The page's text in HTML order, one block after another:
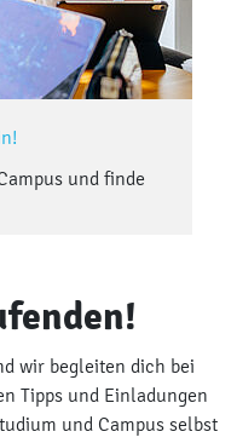
und finde
wir begleiten dich bei
Tipps und Einladungen
und Campus selbst